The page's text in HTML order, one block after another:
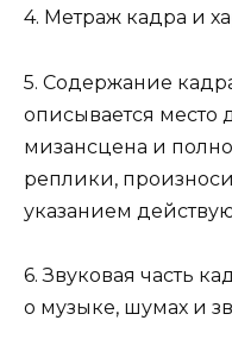
4. Метраж кадра и
5. Содержание
описывается место
мизансцена и
реплики,
указанием
6. Звуковая часть
о музыке, шумах и